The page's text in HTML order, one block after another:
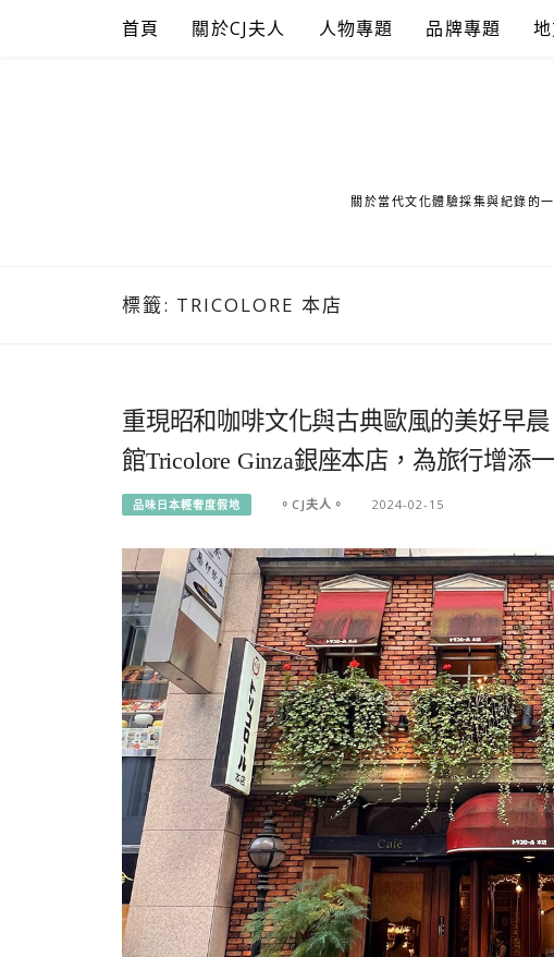
首頁 關於CJ夫人 人物專題 品牌專題
關於當代文化體驗採集與紀錄的
標籤: TRICOLORE 本店
重現昭和咖啡文化與古典歐風的美好早
館Tricolore Ginza銀座本店，為旅行增添
品味日本輕奢度假地 。CJ夫人。 2024-02-15